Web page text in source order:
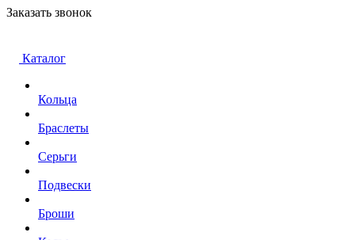
Заказать звонок
Каталог
Кольца
Браслеты
Серьги
Подвески
Броши